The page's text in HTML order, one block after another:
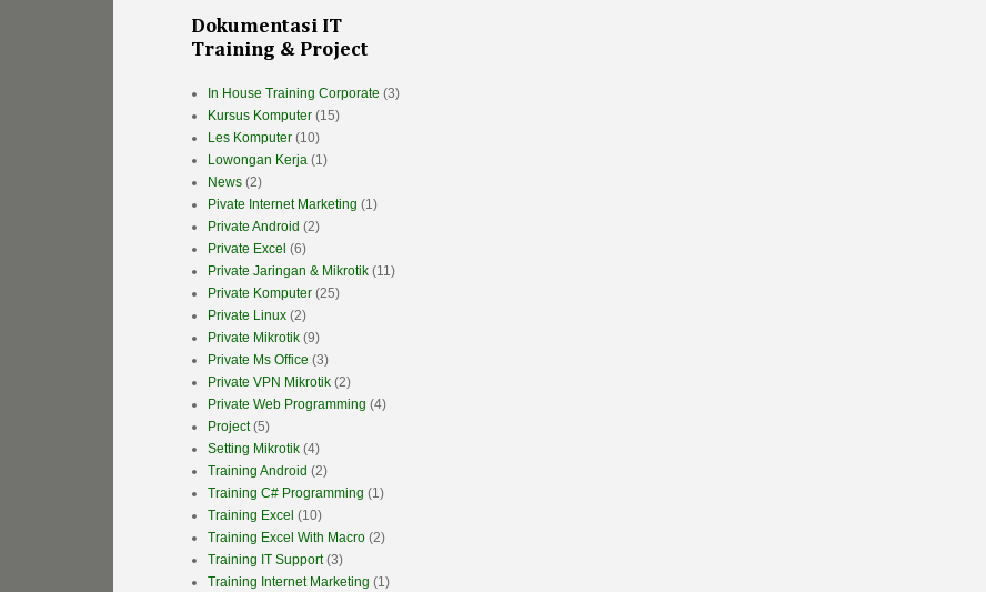
Dokumentasi IT
Training & Project
In House Training Corporate (3)
Kursus Komputer (15)
Les Komputer (10)
Lowongan Kerja (1)
News (2)
Pivate Internet Marketing (1)
Private Android (2)
Private Excel (6)
Private Jaringan & Mikrotik (11)
Private Komputer (25)
Private Linux (2)
Private Mikrotik (9)
Private Ms Office (3)
Private VPN Mikrotik (2)
Private Web Programming (4)
Project (5)
Setting Mikrotik (4)
Training Android (2)
Training C# Programming (1)
Training Excel (10)
Training Excel With Macro (2)
Training IT Support (3)
Training Internet Marketing (1)